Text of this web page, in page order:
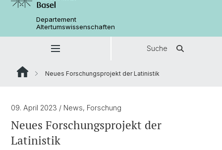
Departement
Altertumswissenschaften
Suche
Neues Forschungsprojekt der Latinistik
09. April 2023 / News, Forschung
Neues Forschungsprojekt der
Latinistik